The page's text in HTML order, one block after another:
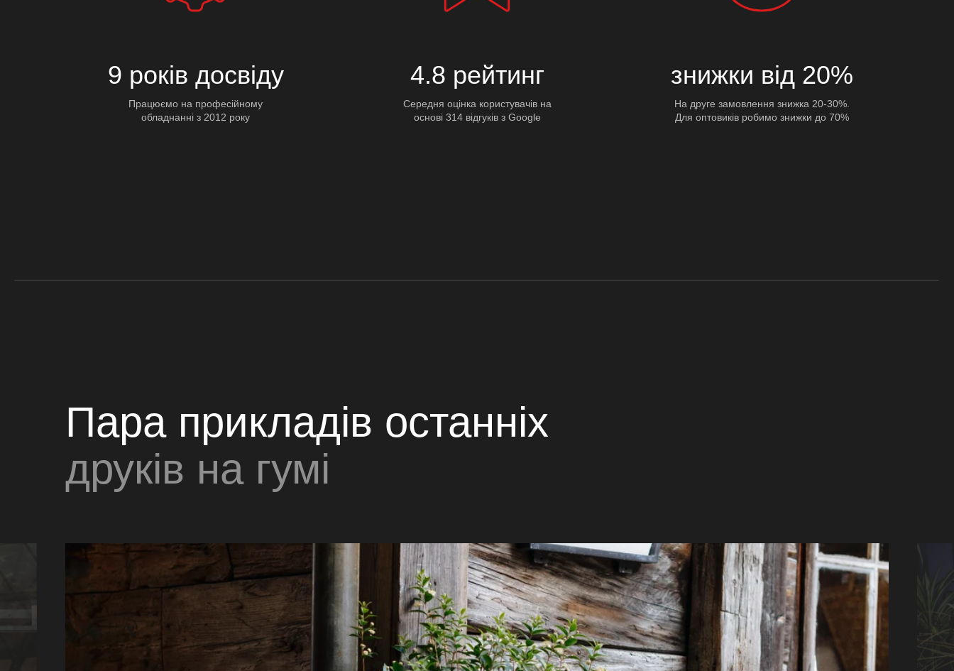
9 років досвіду
Працюємо на професійному
обладнанні з 2012 року
4.8 рейтинг
Середня оцінка користувачів на
основі 314 відгуків з Google
знижки від 20%
На друге замовлення знижка 20-30%.
Для оптовиків робимо знижки до 70%
Пара прикладів останніх
друків на гумі